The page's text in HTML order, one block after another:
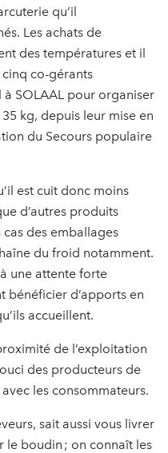
qu’il
Les achats de
des températures et il
cinq co-gérants
SOLAAL pour organiser
kg, depuis leur mise en
du Secours populaire
est cuit donc moins
d’autres produits
des emballages
du froid notamment.
une attente forte
bénéficier d’apports en
accueillent.
de l’exploitation
des producteurs de
les consommateurs.
sait aussi vous livrer
le boudin ; on connaît les